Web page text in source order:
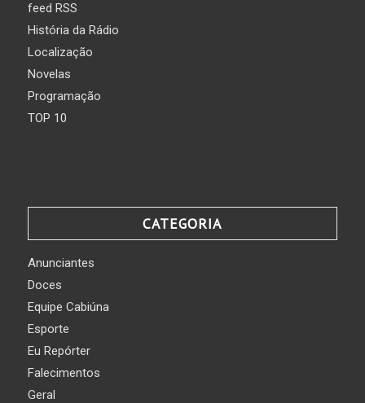
feed RSS
História da Rádio
Localização
Novelas
Programação
TOP 10
CATEGORIA
Anunciantes
Doces
Equipe Cabiúna
Esporte
Eu Repórter
Falecimentos
Geral